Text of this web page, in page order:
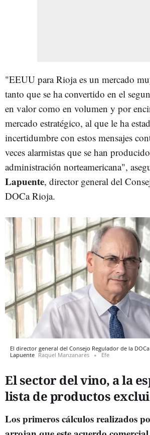
"EEUU para Rioja es un mercado
tanto que se ha convertido en el
en valor como en volumen y por
mercado estratégico, al que le ha
incertidumbre con estos mensajes
veces alarmistas que se han
administración norteamericana",
Lapuente, director general del
DOCa Rioja.
El director general del Consejo Regulador de la DOCa
Lapuente Raquel Manzanares Efe
El sector del vino, a la
lista de productos
Los primeros cálculos realizados